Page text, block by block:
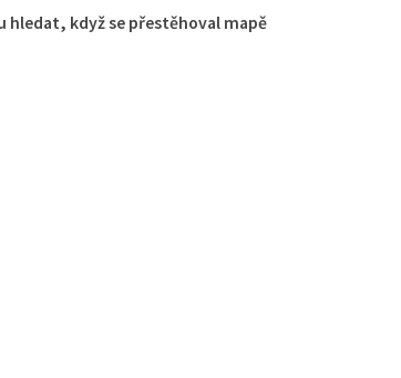
hledat, když se přestěhoval mapě